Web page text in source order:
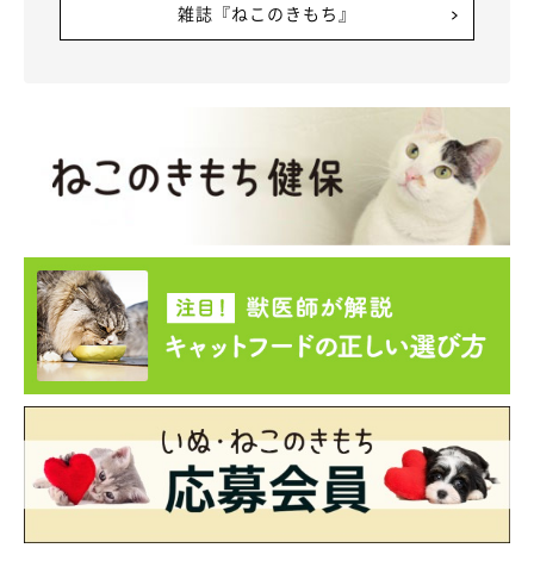
ご投稿ありがとうございました！
雑誌『ねこのきもち』